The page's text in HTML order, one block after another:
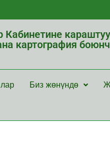
караштуу
картография
Биз жөнүндө